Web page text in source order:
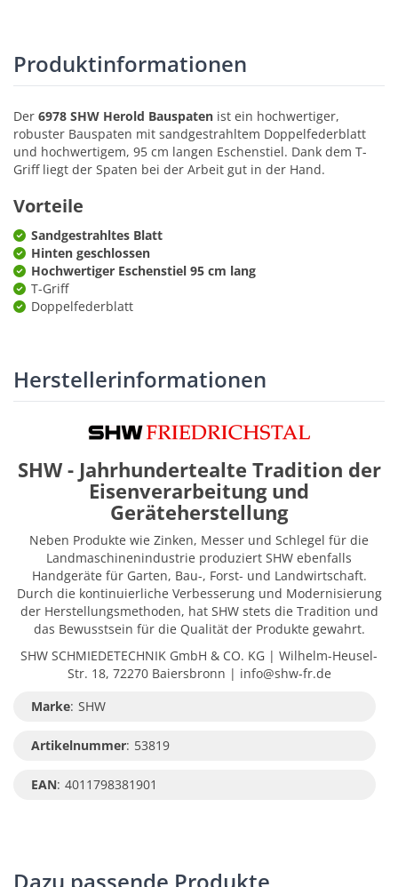
Produktinformationen
Der 6978 SHW Herold Bauspaten ist ein hochwertiger,
robuster Bauspaten mit sandgestrahltem Doppelfederblatt
und hochwertigem, 95 cm langen Eschenstiel. Dank dem T-
Griff liegt der Spaten bei der Arbeit gut in der Hand.
Vorteile
Sandgestrahltes Blatt
Hinten geschlossen
Hochwertiger Eschenstiel 95 cm lang
T-Griff
Doppelfederblatt
Herstellerinformationen
SHW - Jahrhundertealte Tradition der
Eisenverarbeitung und
Geräteherstellung
Neben Produkte wie Zinken, Messer und Schlegel für die
Landmaschinenindustrie produziert SHW ebenfalls
Handgeräte für Garten, Bau-, Forst- und Landwirtschaft.
Durch die kontinuierliche Verbesserung und Modernisierung
der Herstellungsmethoden, hat SHW stets die Tradition und
das Bewusstsein für die Qualität der Produkte gewahrt.
SHW SCHMIEDETECHNIK GmbH & CO. KG | Wilhelm-Heusel-
Str. 18, 72270 Baiersbronn | info@shw-fr.de
Marke: SHW
Artikelnummer: 53819
EAN: 4011798381901
Dazu passende Produkte